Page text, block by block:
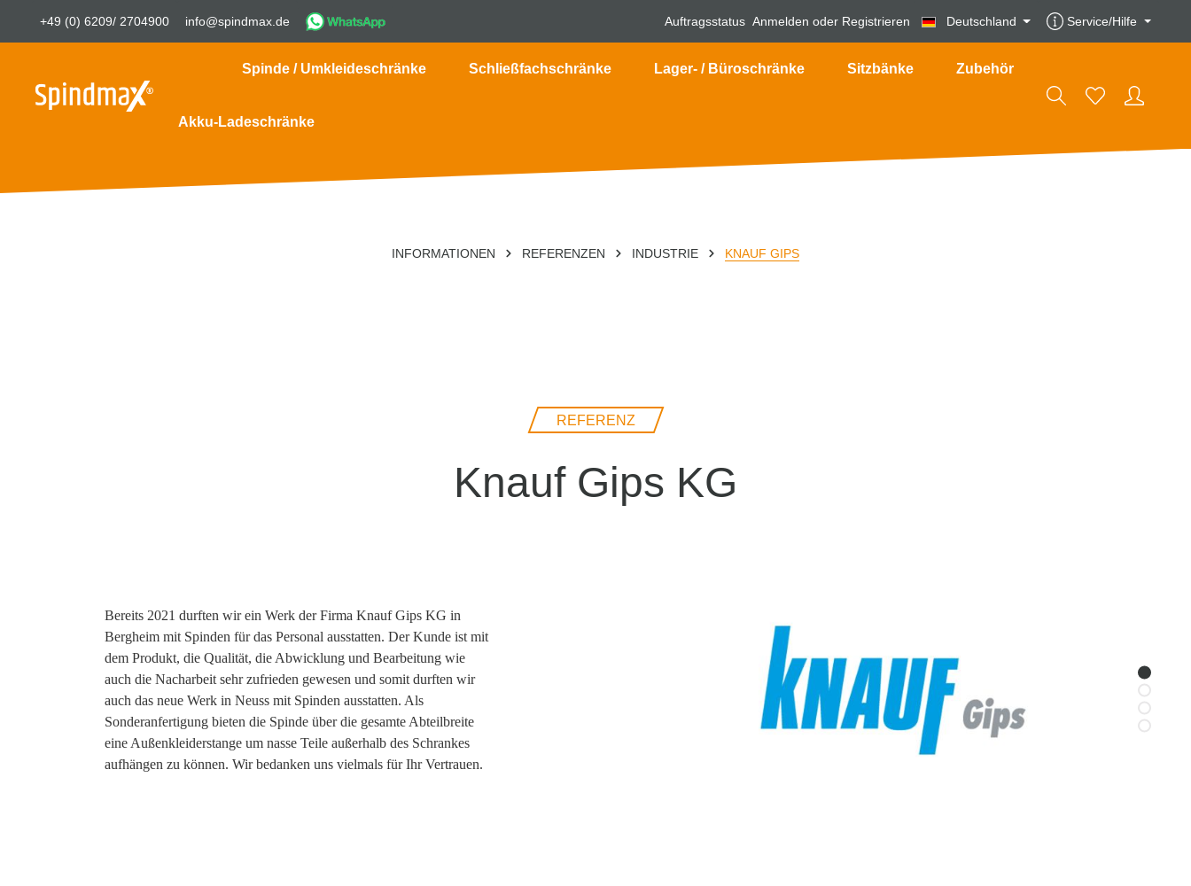
+49 (0) 6209/ 2704900 info@spindmax.de Auftragsstatus Anmelden oder Registrieren Deutschland Service/Hilfe
Spinde / Umkleideschränke Schließfachschränke Lager- / Büroschränke Sitzbänke Zubehör
Akku-Ladeschränke
INFORMATIONEN REFERENZEN INDUSTRIE KNAUF GIPS
REFERENZ
Knauf Gips KG
Bereits 2021 durften wir ein Werk der Firma Knauf Gips KG in
Bergheim mit Spinden für das Personal ausstatten. Der Kunde ist mit
dem Produkt, die Qualität, die Abwicklung und Bearbeitung wie
auch die Nacharbeit sehr zufrieden gewesen und somit durften wir
auch das neue Werk in Neuss mit Spinden ausstatten. Als
Sonderanfertigung bieten die Spinde über die gesamte Abteilbreite
eine Außenkleiderstange um nasse Teile außerhalb des Schrankes
aufhängen zu können. Wir bedanken uns vielmals für Ihr Vertrauen.